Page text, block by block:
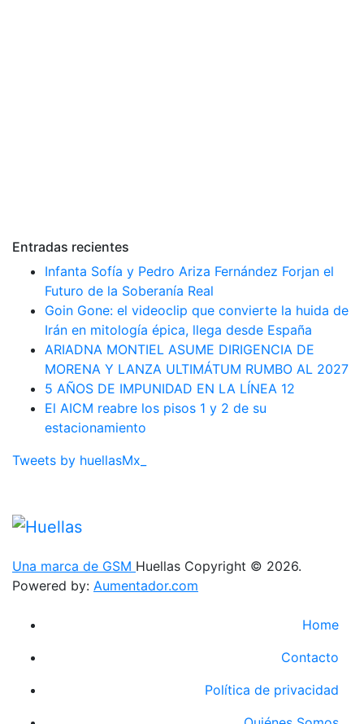
Entradas recientes
Infanta Sofía y Pedro Ariza Fernández Forjan el
Futuro de la Soberanía Real
Goin Gone: el videoclip que convierte la huida de
Irán en mitología épica, llega desde España
ARIADNA MONTIEL ASUME DIRIGENCIA DE
MORENA Y LANZA ULTIMÁTUM RUMBO AL 2027
5 AÑOS DE IMPUNIDAD EN LA LÍNEA 12
El AICM reabre los pisos 1 y 2 de su
estacionamiento
Tweets by huellasMx_
Una marca de GSM Huellas Copyright © 2026.
Powered by: Aumentador.com
Home
Contacto
Política de privacidad